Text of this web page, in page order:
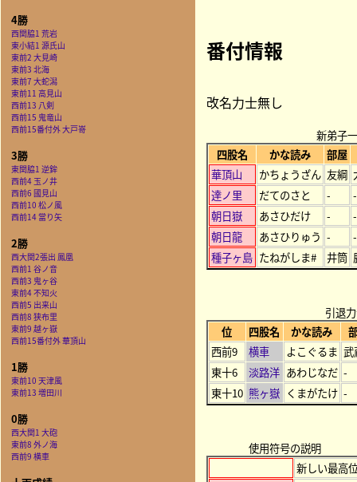
4勝
西関脇1 荒岩
東小結1 源氏山
東前2 大見崎
東前3 北海
東前7 大蛇潟
東前11 高見山
西前13 八剣
西前15 鬼竜山
西前15番付外 大戸嵜
3勝
東関脇1 逆鉾
西前4 玉ノ井
西前6 國見山
西前10 松ノ風
西前14 當り矢
2勝
西大関2張出 鳳凰
西前1 谷ノ音
西前3 鬼ヶ谷
東前4 不知火
西前5 出来山
西前8 狭布里
東前9 越ヶ嶽
西前15番付外 華頂山
1勝
東前10 天津風
東前13 増田川
0勝
西大関1 大砲
東前8 外ノ海
西前9 横車
番付情報
改名力士無し
新弟子
四股名
かな読み
部屋
華頂山
かちょうざん 友綱
達ノ里
だてのさと -
-
朝日嶽
あさひだけ -
-
朝日龍
あさひりゅう -
-
種子ヶ島 たねがしま# 井筒
引退
位
四股名 かな読み
西前9
横車 よこぐるま 武
東十6
淡路洋 あわじなだ -
東十10 熊ヶ嶽 くまがたけ -
使用符号の説明
新しい最高